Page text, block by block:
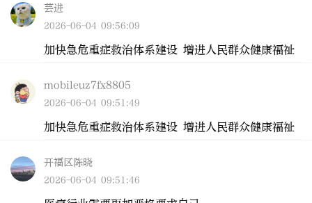
芸进
2026-06-04 09:56:09
加快急危重症救治体系建设 增进人民群众健康福祉
mobileuz7fx8805
2026-06-04 09:51:49
加快急危重症救治体系建设 增进人民群众健康福祉
开福区陈晓
2026-06-04 09:51:46